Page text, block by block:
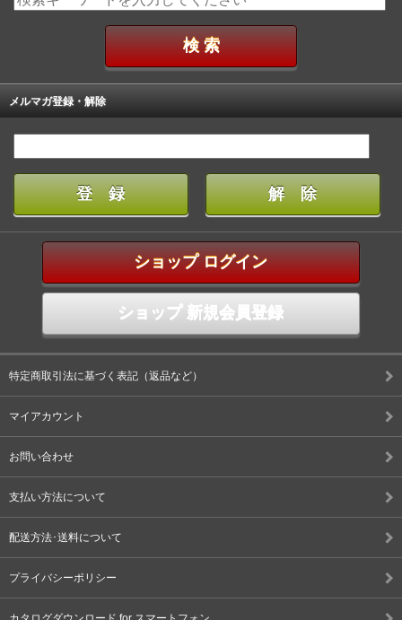
メルマガ登録・解除
ショップ ログイン
ショップ 新規会員登録
特定商取引法に基づく表記（返品など）
マイアカウント
お問い合わせ
支払い方法について
配送方法･送料について
プライバシーポリシー